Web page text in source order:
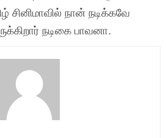
நான் நடிக்கவே
நடிகை பாவனா.